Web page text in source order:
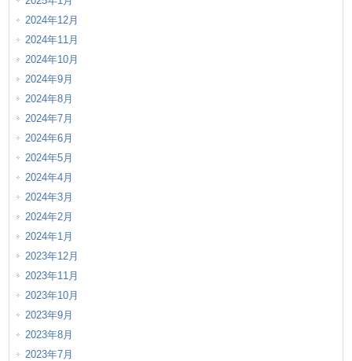
2024年12月
2024年11月
2024年10月
2024年9月
2024年8月
2024年7月
2024年6月
2024年5月
2024年4月
2024年3月
2024年2月
2024年1月
2023年12月
2023年11月
2023年10月
2023年9月
2023年8月
2023年7月